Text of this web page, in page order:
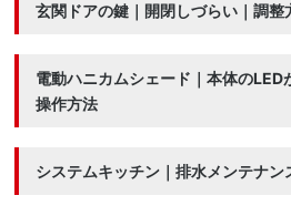
玄関ドアの鍵｜開閉しづらい｜調整
電動ハニカムシェード｜本体の
操作方法
システムキッチン｜排水メンテナン